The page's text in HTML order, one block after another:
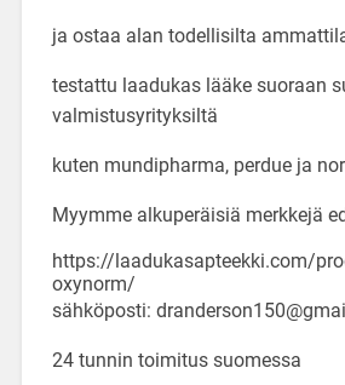
ja ostaa alan todellisilta
testattu laadukas lääke suoraan
valmistusyrityksiltä
kuten mundipharma, perdue ja
Myymme alkuperäisiä merkkejä
https://laadukasapteekki.com/
oxynorm/
sähköposti:
24 tunnin toimitus suomessa